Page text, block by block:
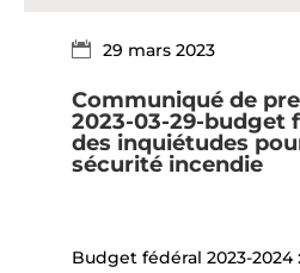
29 mars 2023
Communiqué de
2023-03-29-budget
des inquiétudes
sécurité incendie
Budget fédéral 2023-2024